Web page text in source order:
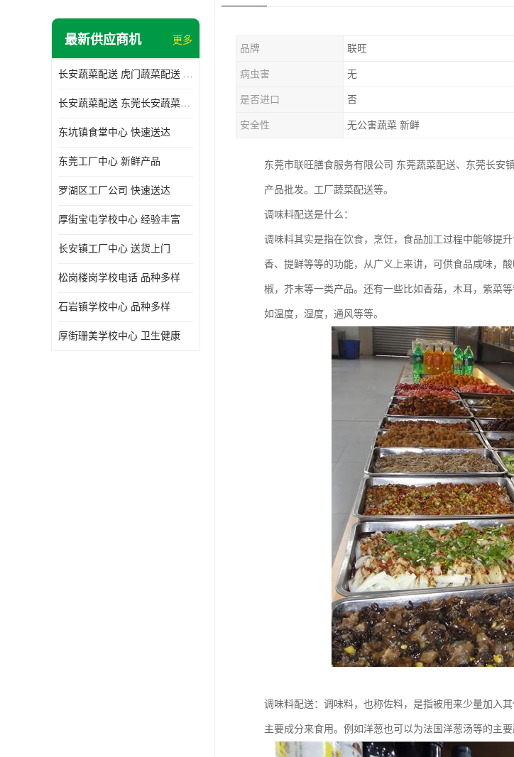
长安蔬菜配送
最新供应商机 更多
长安蔬菜配送 虎门蔬菜配送 厚街蔬菜配送 大朗蔬菜配送
长安蔬菜配送 东莞长安蔬菜配送哪家好
东坑镇食堂中心 快速送达
东莞工厂中心 新鲜产品
罗湖区工厂公司 快速送达
厚街宝屯学校中心 经验丰富
长安镇工厂中心 送货上门
松岗楼岗学校电话 品种多样
石岩镇学校中心 品种多样
厚街珊美学校中心 卫生健康
品牌 联旺
病虫害 无
是否进口 否
安全性 无公害蔬菜 新鲜
东莞市联旺膳食服务有限公司 东莞蔬菜配送、东莞长安
产品批发。工厂蔬菜配送等。
调味料配送是什么：
调味料其实是指在饮食，烹饪，食品加工过程中能够提
香、提鲜等等的功能，从广义上来讲，可供食品咸味，
椒，芥末等一类产品。还有一些比如香菇，木耳，紫菜
如温度，湿度，通风等等。
调味料配送：调味料，也称佐料，是指被用来少量加入
主要成分来食用。例如洋葱也可以为法国洋葱汤等的主要